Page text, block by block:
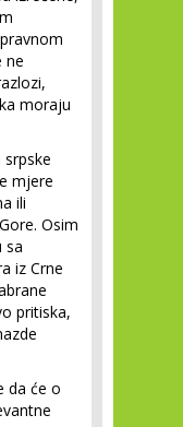
ne
moraju
srpske
mjere
ili
Osim
sa
iz Crne
pritiska,
da će o